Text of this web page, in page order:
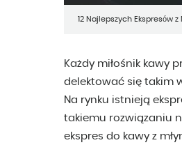
12 Najlepszych Ekspresów
Każdy miłośnik kawy
delektować się takim
Na rynku istnieją
takiemu rozwiązaniu
ekspres do kawy z